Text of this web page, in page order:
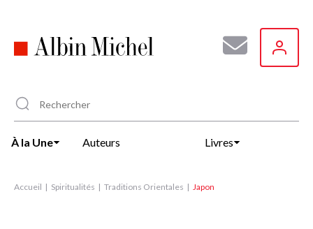
principal
À la Une Auteurs Livres
Accueil Spiritualités Traditions Orientales Japon